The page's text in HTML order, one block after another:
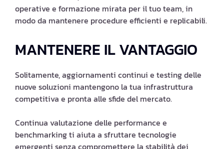
operative e formazione mirata per il tuo team, in
modo da mantenere procedure efficienti e replicabili.
MANTENERE IL VANTAGGIO
Solitamente, aggiornamenti continui e testing delle
nuove soluzioni mantengono la tua infrastruttura
competitiva e pronta alle sfide del mercato.
Continua valutazione delle performance e
benchmarking ti aiuta a sfruttare tecnologie